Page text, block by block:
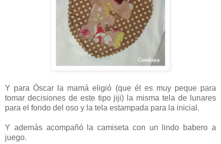
Y para Óscar la mamá eligió (que él es muy peque para
tomar decisiones de este tipo jiji) la misma tela de lunares
para el fondo del oso y la tela estampada para la inicial.
Y además acompañó la camiseta con un lindo babero a
juego.